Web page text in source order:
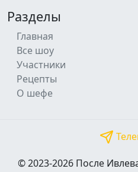
Разделы
Главная
Все шоу
Участники
Рецепты
О шефе
© 2023-2026 После